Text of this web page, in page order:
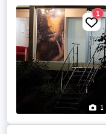
1
1